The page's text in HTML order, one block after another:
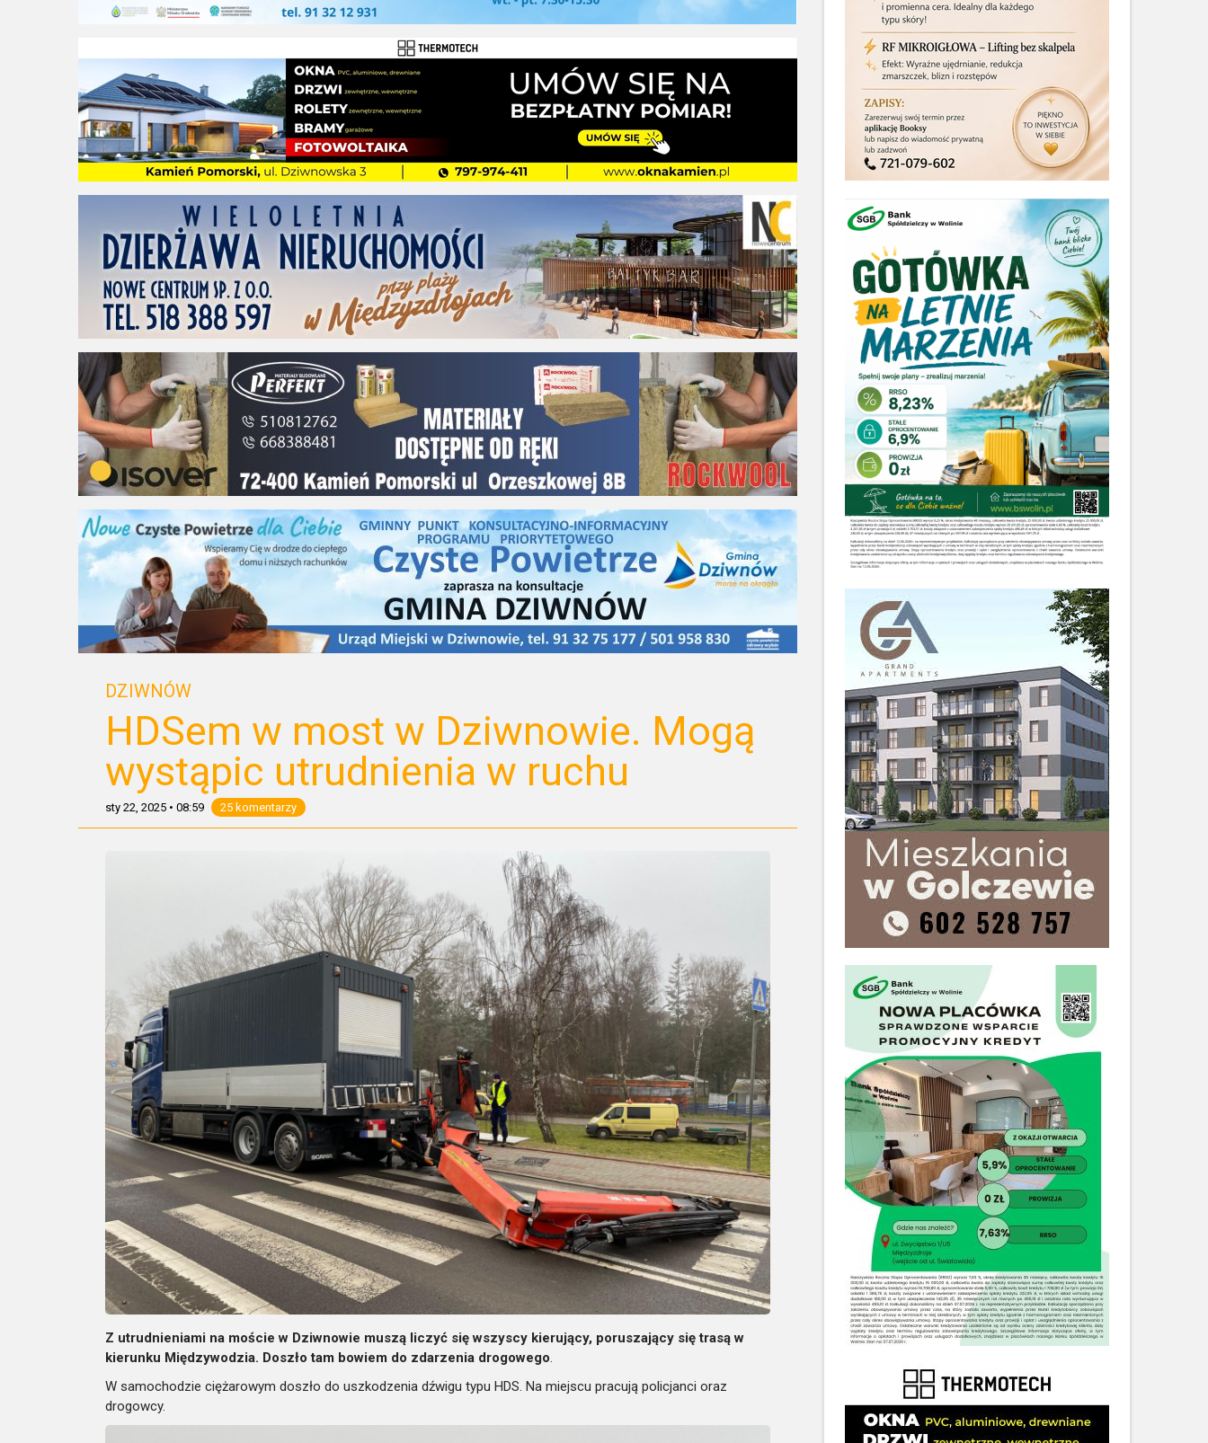
DZIWNÓW
HDSem w most w Dziwnowie. Mogą
wystąpic utrudnienia w ruchu
sty 22, 2025 • 08:59 25 komentarzy
Z utrudnieniami na moście w Dziwnowie muszą liczyć się wszyscy kierujący, poruszający się trasą w
kierunku Międzywodzia. Doszło tam bowiem do zdarzenia drogowego.
W samochodzie ciężarowym doszło do uszkodzenia dźwigu typu HDS. Na miejscu pracują policjanci oraz
drogowcy.